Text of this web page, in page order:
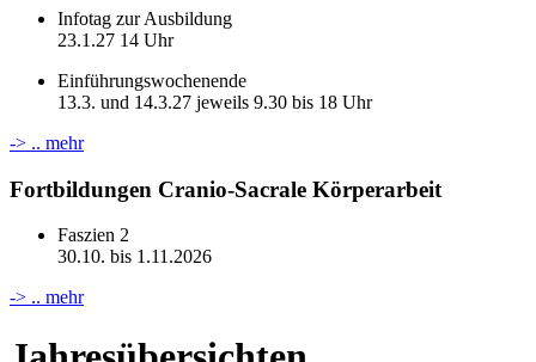
Infotag zur Ausbildung
23.1.27 14 Uhr
Einführungswochenende
13.3. und 14.3.27 jeweils 9.30 bis 18 Uhr
-> .. mehr
Fortbildungen Cranio-Sacrale Körperarbeit
Faszien 2
30.10. bis 1.11.2026
-> .. mehr